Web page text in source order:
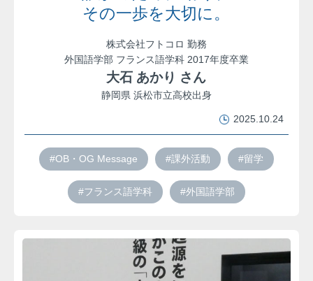
その一歩を大切に。
株式会社フトコロ 勤務
外国語学部 フランス語学科 2017年度卒業
大石 あかり さん
静岡県 浜松市立高校出身
2025.10.24
#OB・OG Message #課外活動 #留学
#フランス語学科 #外国語学部